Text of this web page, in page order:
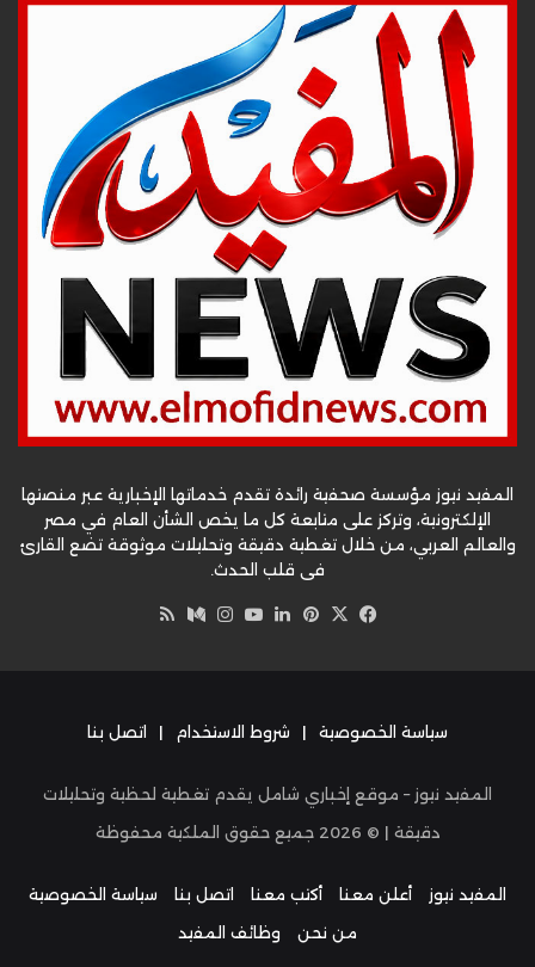
المفيد نيوز مؤسسة صحفية رائدة تقدم خدماتها الإخبارية عبر منصتها
الإلكترونية، وتركز على متابعة كل ما يخص الشأن العام في مصر
والعالم العربي، من خلال تغطية دقيقة وتحليلات موثوقة تضع القارئ
في قلب الحدث.
فيسبوك
‫X بينتيريست
لينكدإن‫YouTube
انستقرام
وسط
سياسة الخصوصية | شروط الاستخدام | اتصل بنا
المفيد نيوز – موقع إخباري شامل يقدم تغطية لحظية وتحليلات
دقيقة | © 2026 جميع حقوق الملكية محفوظة
المفيد نيوز أعلن معنا أكتب معنا اتصل بنا
سياسة الخصوصية
من نحن
وظائف المفيد